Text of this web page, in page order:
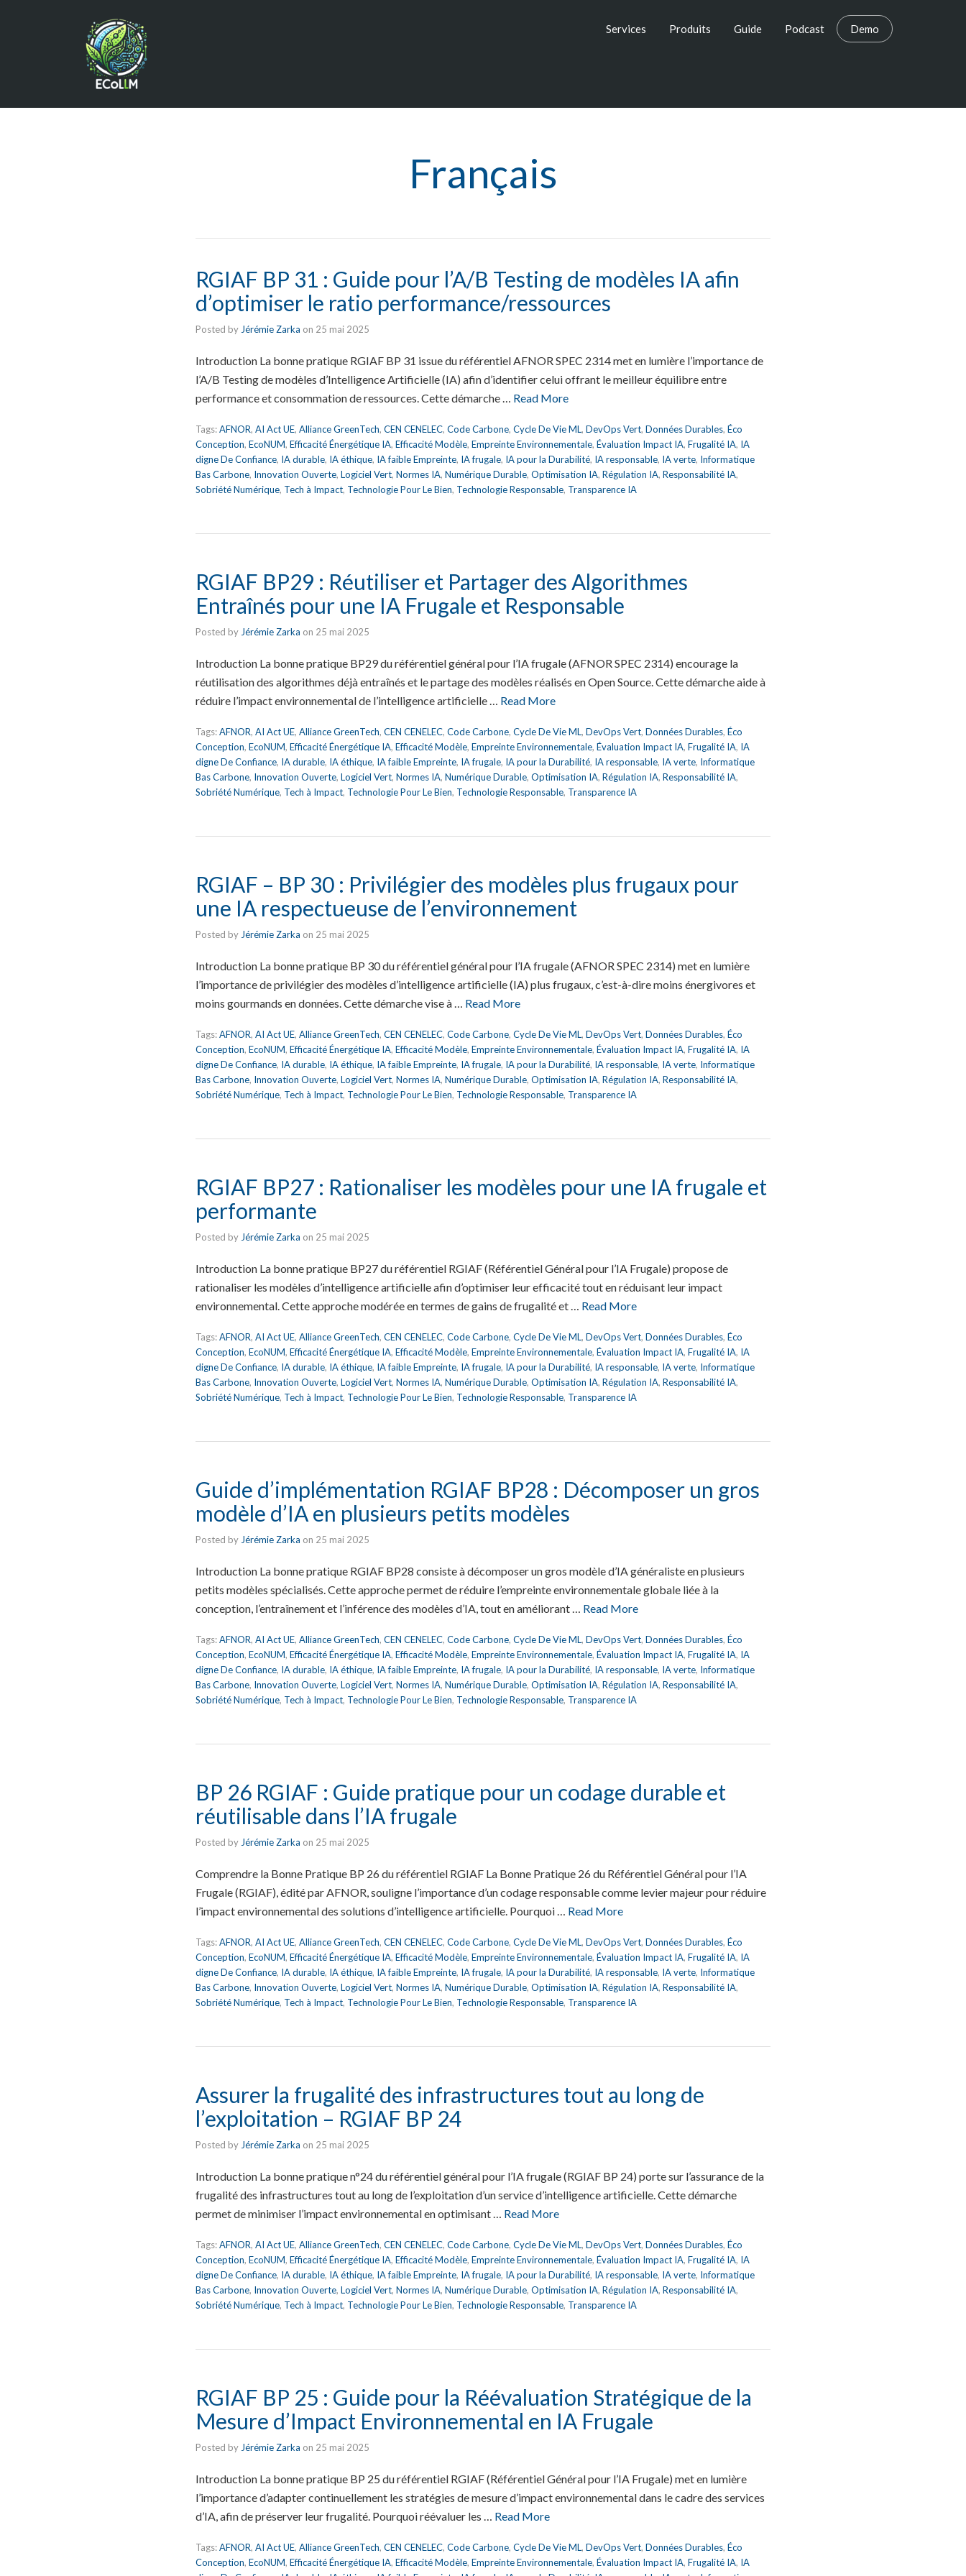
Services Produits Guide Podcast Demo
Français
RGIAF BP 31 : Guide pour l’A/B Testing de modèles IA afin
d’optimiser le ratio performance/ressources
Posted by Jérémie Zarka on 25 mai 2025
Introduction La bonne pratique RGIAF BP 31 issue du référentiel AFNOR SPEC 2314 met en lumière l’importance de
l’A/B Testing de modèles d’Intelligence Artificielle (IA) afin d’identifier celui offrant le meilleur équilibre entre
performance et consommation de ressources. Cette démarche … Read More
Tags:AFNOR, AI Act UE, Alliance GreenTech, CEN CENELEC, Code Carbone, Cycle De Vie ML, DevOps Vert, Données Durables, Éco
Conception, EcoNUM, Efficacité Énergétique IA, Efficacité Modèle, Empreinte Environnementale, Évaluation Impact IA, Frugalité IA, IA
digne De Confiance, IA durable, IA éthique, IA faible Empreinte, IA frugale, IA pour la Durabilité, IA responsable, IA verte, Informatique
Bas Carbone, Innovation Ouverte, Logiciel Vert, Normes IA, Numérique Durable, Optimisation IA, Régulation IA, Responsabilité IA,
Sobriété Numérique, Tech à Impact, Technologie Pour Le Bien, Technologie Responsable, Transparence IA
RGIAF BP29 : Réutiliser et Partager des Algorithmes
Entraînés pour une IA Frugale et Responsable
Posted by Jérémie Zarka on 25 mai 2025
Introduction La bonne pratique BP29 du référentiel général pour l’IA frugale (AFNOR SPEC 2314) encourage la
réutilisation des algorithmes déjà entraînés et le partage des modèles réalisés en Open Source. Cette démarche aide à
réduire l’impact environnemental de l’intelligence artificielle … Read More
Tags:AFNOR, AI Act UE, Alliance GreenTech, CEN CENELEC, Code Carbone, Cycle De Vie ML, DevOps Vert, Données Durables, Éco
Conception, EcoNUM, Efficacité Énergétique IA, Efficacité Modèle, Empreinte Environnementale, Évaluation Impact IA, Frugalité IA, IA
digne De Confiance, IA durable, IA éthique, IA faible Empreinte, IA frugale, IA pour la Durabilité, IA responsable, IA verte, Informatique
Bas Carbone, Innovation Ouverte, Logiciel Vert, Normes IA, Numérique Durable, Optimisation IA, Régulation IA, Responsabilité IA,
Sobriété Numérique, Tech à Impact, Technologie Pour Le Bien, Technologie Responsable, Transparence IA
RGIAF – BP 30 : Privilégier des modèles plus frugaux pour
une IA respectueuse de l’environnement
Posted by Jérémie Zarka on 25 mai 2025
Introduction La bonne pratique BP 30 du référentiel général pour l’IA frugale (AFNOR SPEC 2314) met en lumière
l’importance de privilégier des modèles d’intelligence artificielle (IA) plus frugaux, c’est-à-dire moins énergivores et
moins gourmands en données. Cette démarche vise à … Read More
Tags:AFNOR, AI Act UE, Alliance GreenTech, CEN CENELEC, Code Carbone, Cycle De Vie ML, DevOps Vert, Données Durables, Éco
Conception, EcoNUM, Efficacité Énergétique IA, Efficacité Modèle, Empreinte Environnementale, Évaluation Impact IA, Frugalité IA, IA
digne De Confiance, IA durable, IA éthique, IA faible Empreinte, IA frugale, IA pour la Durabilité, IA responsable, IA verte, Informatique
Bas Carbone, Innovation Ouverte, Logiciel Vert, Normes IA, Numérique Durable, Optimisation IA, Régulation IA, Responsabilité IA,
Sobriété Numérique, Tech à Impact, Technologie Pour Le Bien, Technologie Responsable, Transparence IA
RGIAF BP27 : Rationaliser les modèles pour une IA frugale et
performante
Posted by Jérémie Zarka on 25 mai 2025
Introduction La bonne pratique BP27 du référentiel RGIAF (Référentiel Général pour l’IA Frugale) propose de
rationaliser les modèles d’intelligence artificielle afin d’optimiser leur efficacité tout en réduisant leur impact
environnemental. Cette approche modérée en termes de gains de frugalité et … Read More
Tags:AFNOR, AI Act UE, Alliance GreenTech, CEN CENELEC, Code Carbone, Cycle De Vie ML, DevOps Vert, Données Durables, Éco
Conception, EcoNUM, Efficacité Énergétique IA, Efficacité Modèle, Empreinte Environnementale, Évaluation Impact IA, Frugalité IA, IA
digne De Confiance, IA durable, IA éthique, IA faible Empreinte, IA frugale, IA pour la Durabilité, IA responsable, IA verte, Informatique
Bas Carbone, Innovation Ouverte, Logiciel Vert, Normes IA, Numérique Durable, Optimisation IA, Régulation IA, Responsabilité IA,
Sobriété Numérique, Tech à Impact, Technologie Pour Le Bien, Technologie Responsable, Transparence IA
Guide d’implémentation RGIAF BP28 : Décomposer un gros
modèle d’IA en plusieurs petits modèles
Posted by Jérémie Zarka on 25 mai 2025
Introduction La bonne pratique RGIAF BP28 consiste à décomposer un gros modèle d’IA généraliste en plusieurs
petits modèles spécialisés. Cette approche permet de réduire l’empreinte environnementale globale liée à la
conception, l’entraînement et l’inférence des modèles d’IA, tout en améliorant … Read More
Tags:AFNOR, AI Act UE, Alliance GreenTech, CEN CENELEC, Code Carbone, Cycle De Vie ML, DevOps Vert, Données Durables, Éco
Conception, EcoNUM, Efficacité Énergétique IA, Efficacité Modèle, Empreinte Environnementale, Évaluation Impact IA, Frugalité IA, IA
digne De Confiance, IA durable, IA éthique, IA faible Empreinte, IA frugale, IA pour la Durabilité, IA responsable, IA verte, Informatique
Bas Carbone, Innovation Ouverte, Logiciel Vert, Normes IA, Numérique Durable, Optimisation IA, Régulation IA, Responsabilité IA,
Sobriété Numérique, Tech à Impact, Technologie Pour Le Bien, Technologie Responsable, Transparence IA
BP 26 RGIAF : Guide pratique pour un codage durable et
réutilisable dans l’IA frugale
Posted by Jérémie Zarka on 25 mai 2025
Comprendre la Bonne Pratique BP 26 du référentiel RGIAF La Bonne Pratique 26 du Référentiel Général pour l’IA
Frugale (RGIAF), édité par AFNOR, souligne l’importance d’un codage responsable comme levier majeur pour réduire
l’impact environnemental des solutions d’intelligence artificielle. Pourquoi … Read More
Tags:AFNOR, AI Act UE, Alliance GreenTech, CEN CENELEC, Code Carbone, Cycle De Vie ML, DevOps Vert, Données Durables, Éco
Conception, EcoNUM, Efficacité Énergétique IA, Efficacité Modèle, Empreinte Environnementale, Évaluation Impact IA, Frugalité IA, IA
digne De Confiance, IA durable, IA éthique, IA faible Empreinte, IA frugale, IA pour la Durabilité, IA responsable, IA verte, Informatique
Bas Carbone, Innovation Ouverte, Logiciel Vert, Normes IA, Numérique Durable, Optimisation IA, Régulation IA, Responsabilité IA,
Sobriété Numérique, Tech à Impact, Technologie Pour Le Bien, Technologie Responsable, Transparence IA
Assurer la frugalité des infrastructures tout au long de
l’exploitation – RGIAF BP 24
Posted by Jérémie Zarka on 25 mai 2025
Introduction La bonne pratique n°24 du référentiel général pour l’IA frugale (RGIAF BP 24) porte sur l’assurance de la
frugalité des infrastructures tout au long de l’exploitation d’un service d’intelligence artificielle. Cette démarche
permet de minimiser l’impact environnemental en optimisant … Read More
Tags:AFNOR, AI Act UE, Alliance GreenTech, CEN CENELEC, Code Carbone, Cycle De Vie ML, DevOps Vert, Données Durables, Éco
Conception, EcoNUM, Efficacité Énergétique IA, Efficacité Modèle, Empreinte Environnementale, Évaluation Impact IA, Frugalité IA, IA
digne De Confiance, IA durable, IA éthique, IA faible Empreinte, IA frugale, IA pour la Durabilité, IA responsable, IA verte, Informatique
Bas Carbone, Innovation Ouverte, Logiciel Vert, Normes IA, Numérique Durable, Optimisation IA, Régulation IA, Responsabilité IA,
Sobriété Numérique, Tech à Impact, Technologie Pour Le Bien, Technologie Responsable, Transparence IA
RGIAF BP 25 : Guide pour la Réévaluation Stratégique de la
Mesure d’Impact Environnemental en IA Frugale
Posted by Jérémie Zarka on 25 mai 2025
Introduction La bonne pratique BP 25 du référentiel RGIAF (Référentiel Général pour l’IA Frugale) met en lumière
l’importance d’adapter continuellement les stratégies de mesure d’impact environnemental dans le cadre des services
d’IA, afin de préserver leur frugalité. Pourquoi réévaluer les … Read More
Tags:AFNOR, AI Act UE, Alliance GreenTech, CEN CENELEC, Code Carbone, Cycle De Vie ML, DevOps Vert, Données Durables, Éco
Conception, EcoNUM, Efficacité Énergétique IA, Efficacité Modèle, Empreinte Environnementale, Évaluation Impact IA, Frugalité IA, IA